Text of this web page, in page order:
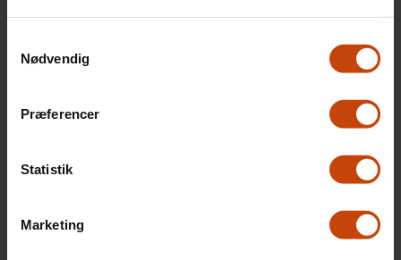
Nødvendig
Præferencer
Statistik
Marketing